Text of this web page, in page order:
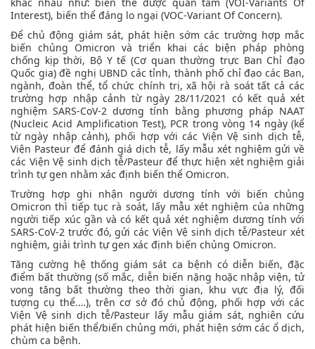
Interest), biến thể đáng lo ngại (VOC-Variant Of Concern).
Để chủ động giám sát, phát hiện sớm các trường hợp mắc
biến chủng Omicron và triển khai các biện pháp phòng
chống kịp thời, Bộ Y tế (Cơ quan thường trực Ban Chỉ đạo
Quốc gia) đề nghị UBND các tỉnh, thành phố chỉ đạo các Ban,
ngành, đoàn thể, tổ chức chính trị, xã hội rà soát tất cả các
trường hợp nhập cảnh từ ngày 28/11/2021 có kết quả xét
nghiệm SARS-CoV-2 dương tính bằng phương pháp NAAT
(Nucleic Acid Amplification Test), PCR trong vòng 14 ngày (kể
từ ngày nhập cảnh), phối hợp với các Viện Vệ sinh dịch tễ,
Viện Pasteur để đánh giá dịch tễ, lấy mẫu xét nghiệm gửi về
các Viện Vệ sinh dịch tễ/Pasteur để thực hiện xét nghiệm giải
trình tự gen nhằm xác định biến thể Omicron.
Trường hợp ghi nhận người dương tính với biến chủng
Omicron thì tiếp tục rà soát, lấy mẫu xét nghiệm của những
người tiếp xúc gần và có kết quả xét nghiệm dương tính với
SARS-CoV-2 trước đó, gửi các Viện Vệ sinh dịch tễ/Pasteur xét
nghiệm, giải trình tự gen xác định biến chủng Omicron.
Tăng cường hệ thống giám sát ca bệnh có diễn biến, đặc
điểm bất thường (số mắc, diễn biến nặng hoặc nhập viện, tử
vong tăng bất thường theo thời gian, khu vực địa lý, đối
tượng cụ thể.…), trên cơ sở đó chủ động, phối hợp với các
Viện Vệ sinh dịch tễ/Pasteur lấy mẫu giám sát, nghiên cứu
phát hiện biến thể/biến chủng mới, phát hiện sớm các ổ dịch,
chùm ca bệnh.